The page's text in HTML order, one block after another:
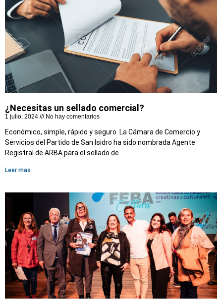
¿Necesitas un sellado comercial?
1 julio, 2024 No hay comentarios
Económico, simple, rápido y seguro. La Cámara de Comercio y
Servicios del Partido de San Isidro ha sido nombrada Agente
Registral de ARBA para el sellado de
Leer mas